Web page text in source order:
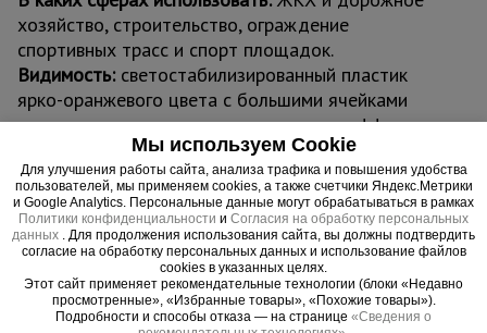
хозяйство, строительство, ограждение
спортивных трасс и спорт площадок.
Видимость:светостабилизированный пластик
ярко-оранжевого цвета с большими ячейками
даже с расстояния заметен и создает эффект
Нормативная база:сетка оранжевая
соответствует СНиП 1203-99 «Безопасность
труда в строительстве» СНиП III-4-80* «Техника
безопасности в строительстве» и СНиП 3.03.01-
87 «Несущие ограждающие конструкции».
Мы используем Cookie
Для улучшения работы сайта, анализа трафика и повышения удобства
пользователей, мы применяем cookies, а также счетчики Яндекс.Метрики
и Google Analytics. Персональные данные могут обрабатываться в рамках
Политики конфиденциальности и Согласия на обработку персональных
данных . Для продолжения использования сайта, вы должны подтвердить
согласие на обработку персональных данных и использование файлов
cookies в указанных целях.
Этот сайт применяет рекомендательные технологии (блоки «Недавно
просмотренные», «Избранные товары», «Похожие товары»).
Подробности и способы отказа — на странице «Сведения о